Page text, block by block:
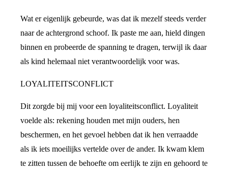
Wat er eigenlijk gebeurde, was dat ik mezelf steeds verder
naar de achtergrond schoof. Ik paste me aan, hield dingen
binnen en probeerde de spanning te dragen, terwijl ik daar
als kind helemaal niet verantwoordelijk voor was.
LOYALITEITSCONFLICT
Dit zorgde bij mij voor een loyaliteitsconflict. Loyaliteit
voelde als: rekening houden met mijn ouders, hen
beschermen, en het gevoel hebben dat ik hen verraadde
als ik iets moeilijks vertelde over de ander. Ik kwam klem
te zitten tussen de behoefte om eerlijk te zijn en gehoord te